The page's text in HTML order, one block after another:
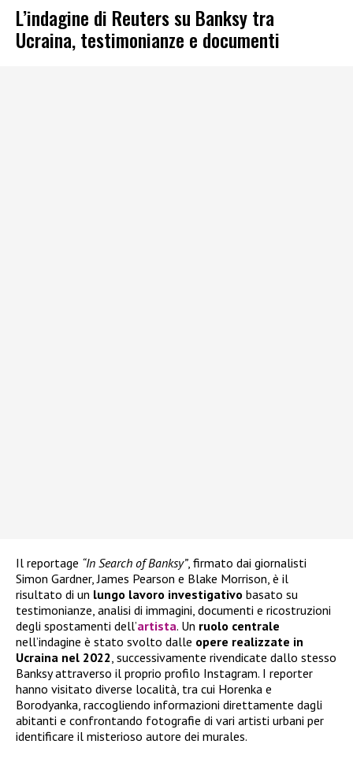
L’indagine di Reuters su Banksy tra
Ucraina, testimonianze e documenti
Il reportage “In Search of Banksy”, firmato dai giornalisti
Simon Gardner, James Pearson e Blake Morrison, è il
risultato di un lungo lavoro investigativo basato su
testimonianze, analisi di immagini, documenti e ricostruzioni
degli spostamenti dell’artista. Un ruolo centrale
nell’indagine è stato svolto dalle opere realizzate in
Ucraina nel 2022, successivamente rivendicate dallo stesso
Banksy attraverso il proprio profilo Instagram. I reporter
hanno visitato diverse località, tra cui Horenka e
Borodyanka, raccogliendo informazioni direttamente dagli
abitanti e confrontando fotografie di vari artisti urbani per
identificare il misterioso autore dei murales.